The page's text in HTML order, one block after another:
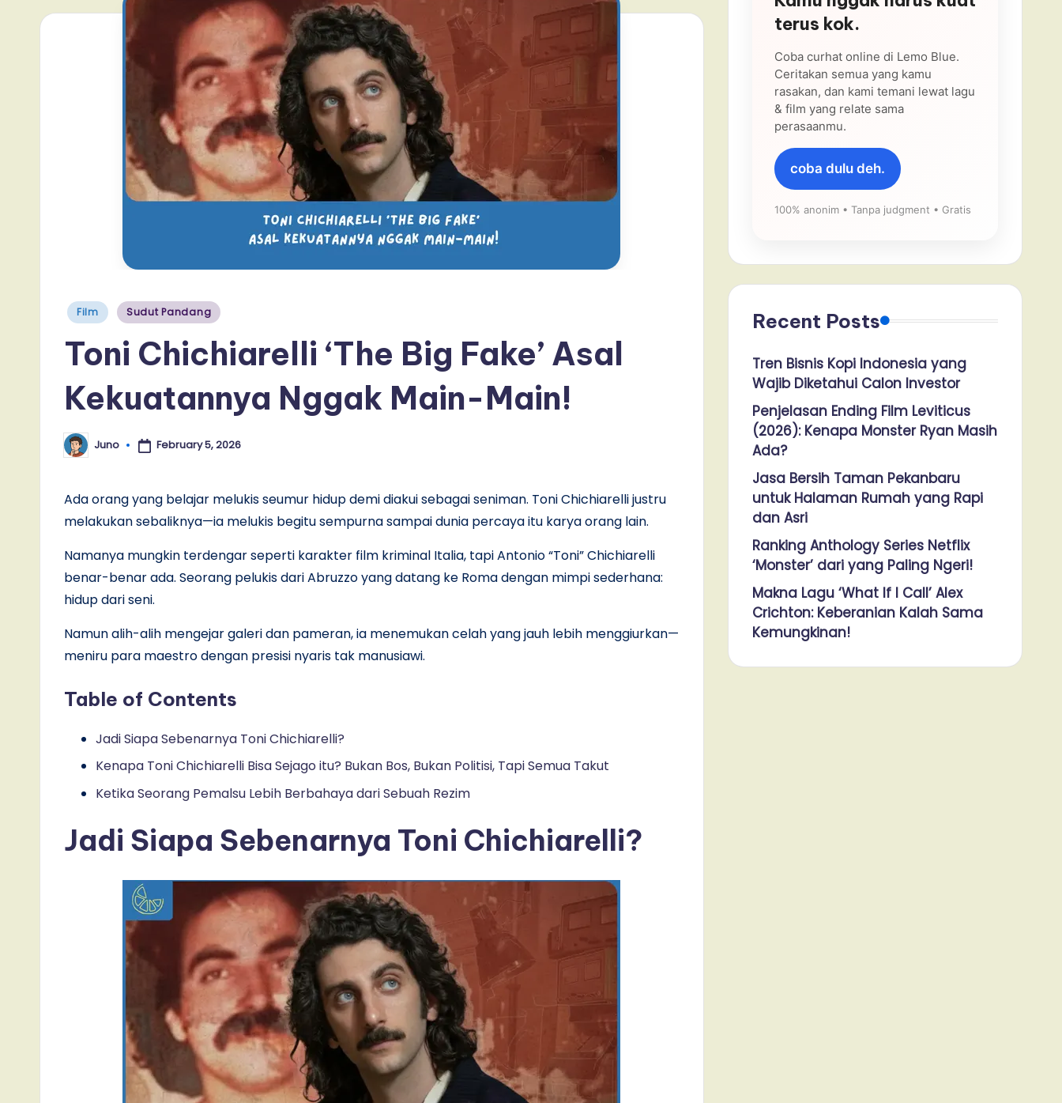
Posted
Film Sudut Pandang
Toni Chichiarelli ‘The Big Fake’ Asal
Kekuatannya Nggak Main-Main!
Posted
by
Juno February 5, 2026
Ada orang yang belajar melukis seumur hidup demi diakui sebagai seniman. Toni Chichiarelli justru
melakukan sebaliknya—ia melukis begitu sempurna sampai dunia percaya itu karya orang lain.
Namanya mungkin terdengar seperti karakter film kriminal Italia, tapi Antonio “Toni” Chichiarelli
benar-benar ada. Seorang pelukis dari Abruzzo yang datang ke Roma dengan mimpi sederhana:
hidup dari seni.
Namun alih-alih mengejar galeri dan pameran, ia menemukan celah yang jauh lebih menggiurkan—
meniru para maestro dengan presisi nyaris tak manusiawi.
Table of Contents
Jadi Siapa Sebenarnya Toni Chichiarelli?
Kenapa Toni Chichiarelli Bisa Sejago itu? Bukan Bos, Bukan Politisi, Tapi Semua Takut
Ketika Seorang Pemalsu Lebih Berbahaya dari Sebuah Rezim
Jadi Siapa Sebenarnya Toni Chichiarelli?
terus kok.
Coba curhat online di Lemo Blue.
Ceritakan semua yang kamu
rasakan, dan kami temani lewat lagu
& film yang relate sama
perasaanmu.
coba dulu deh.
100% anonim • Tanpa judgment • Gratis
Recent Posts
Tren Bisnis Kopi Indonesia yang
Wajib Diketahui Calon Investor
Penjelasan Ending Film Leviticus
(2026): Kenapa Monster Ryan Masih
Ada?
Jasa Bersih Taman Pekanbaru
untuk Halaman Rumah yang Rapi
dan Asri
Ranking Anthology Series Netflix
‘Monster’ dari yang Paling Ngeri!
Makna Lagu ‘What If I Call’ Alex
Crichton: Keberanian Kalah Sama
Kemungkinan!